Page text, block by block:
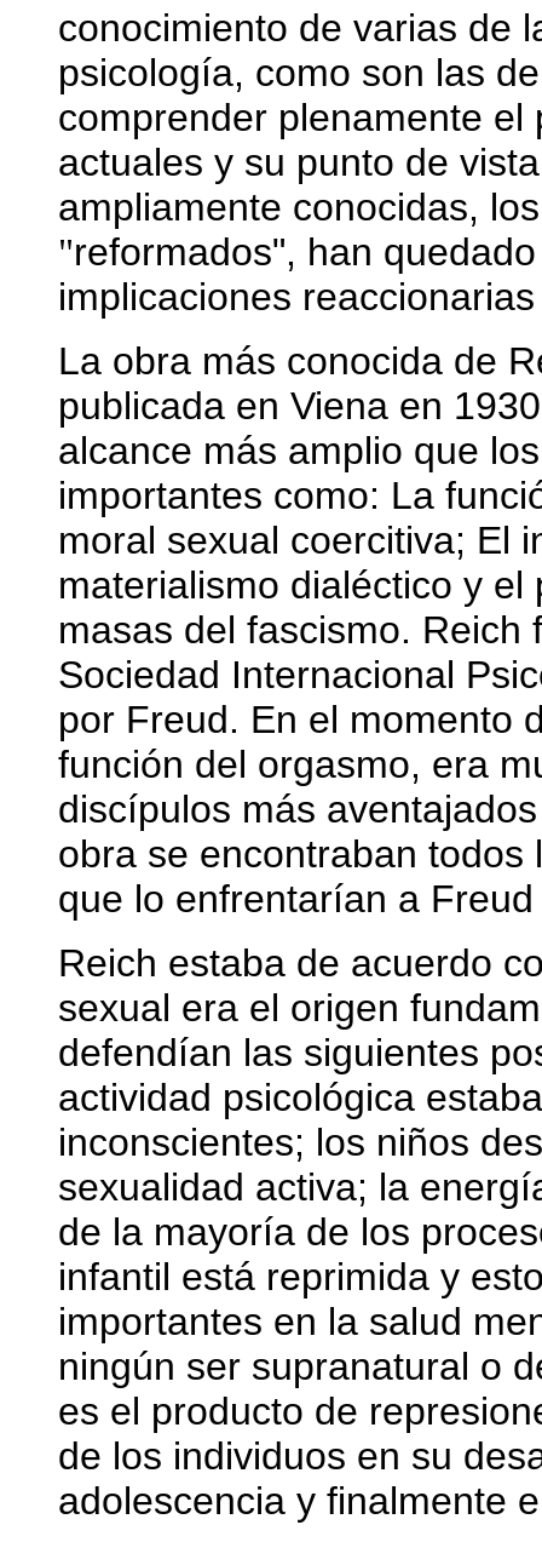
conocimiento de varias de
psicología, como son las
comprender plenamente
actuales y su punto de
ampliamente conocidas,
"reformados", han
implicaciones
La obra más conocida de
publicada en Viena en
alcance más amplio que
importantes como: La
moral sexual coercitiva; El
materialismo dialéctico y
masas del fascismo. Reich
Sociedad Internacional
por Freud. En el momento
función del orgasmo, era
discípulos más
obra se encontraban
que lo enfrentarían a
Reich estaba de acuerdo
sexual era el origen
defendían las siguientes
actividad psicológica
inconscientes; los niños
sexualidad activa; la
de la mayoría de los
infantil está reprimida y
importantes en la salud
ningún ser supranatural o
es el producto de
de los individuos en su
adolescencia y finalmente